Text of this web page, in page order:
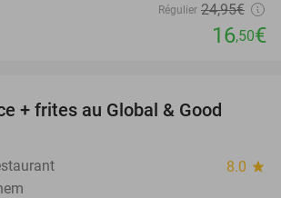
Régulier 24,95€
16,50€
+ frites au Global & Good
8.0 star